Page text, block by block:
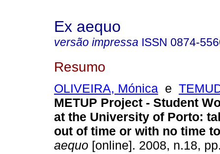
Ex aequo
versão impressa ISSN 0874-
Resumo
OLIVEIRA, Mónica e
METUP Project - Student
at the University of Porto:
out of time or with no time
aequo [online]. 2008, n.18,